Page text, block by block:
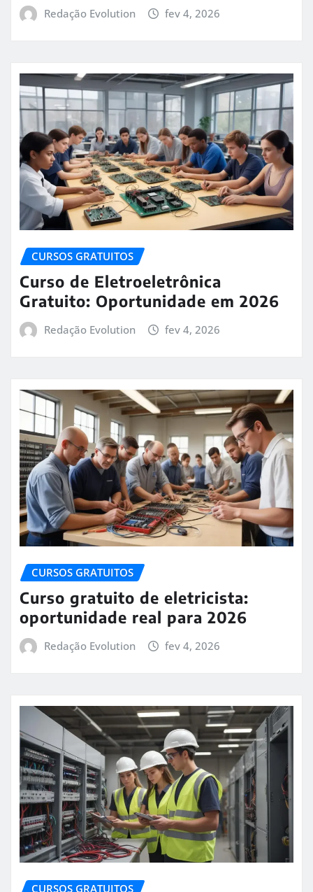
Redação Evolution fev 4, 2026
CURSOS GRATUITOS
Curso de Eletroeletrônica
Gratuito: Oportunidade em 2026
Redação Evolution fev 4, 2026
CURSOS GRATUITOS
Curso gratuito de eletricista:
oportunidade real para 2026
Redação Evolution fev 4, 2026
CURSOS GRATUITOS